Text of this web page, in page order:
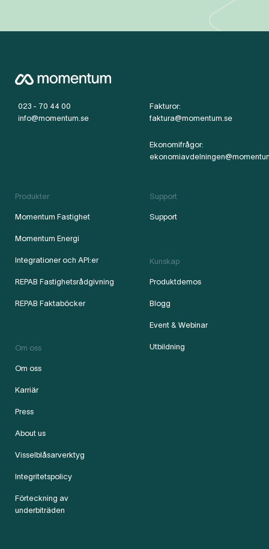
023 - 70 44 00
info@momentum.se
Fakturor:
faktura@momentum.se
Ekonomifrågor:
Produkter
Momentum Fastighet
Momentum Energi
Integrationer och API:er
REPAB Fastighetsrådgivning
REPAB Faktaböcker
Om oss
Om oss
Karriär
Press
About us
Visselblåsarverktyg
Integritetspolicy
Förteckning av
underbiträden
Support
Support
Kunskap
Produktdemos
Blogg
Event & Webinar
Utbildning